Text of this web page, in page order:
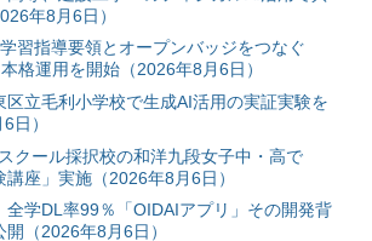
年8月6日）
習指導要領とオープンバッジをつなぐ
格運用を開始（2026年8月6日）
区立毛利小学校で生成AI活用の実証実験を
日）
クール採択校の和洋九段女子中・高で
講座」実施（2026年8月6日）
全学DL率99％「OIDAIアプリ」その開発背
（2026年8月6日）